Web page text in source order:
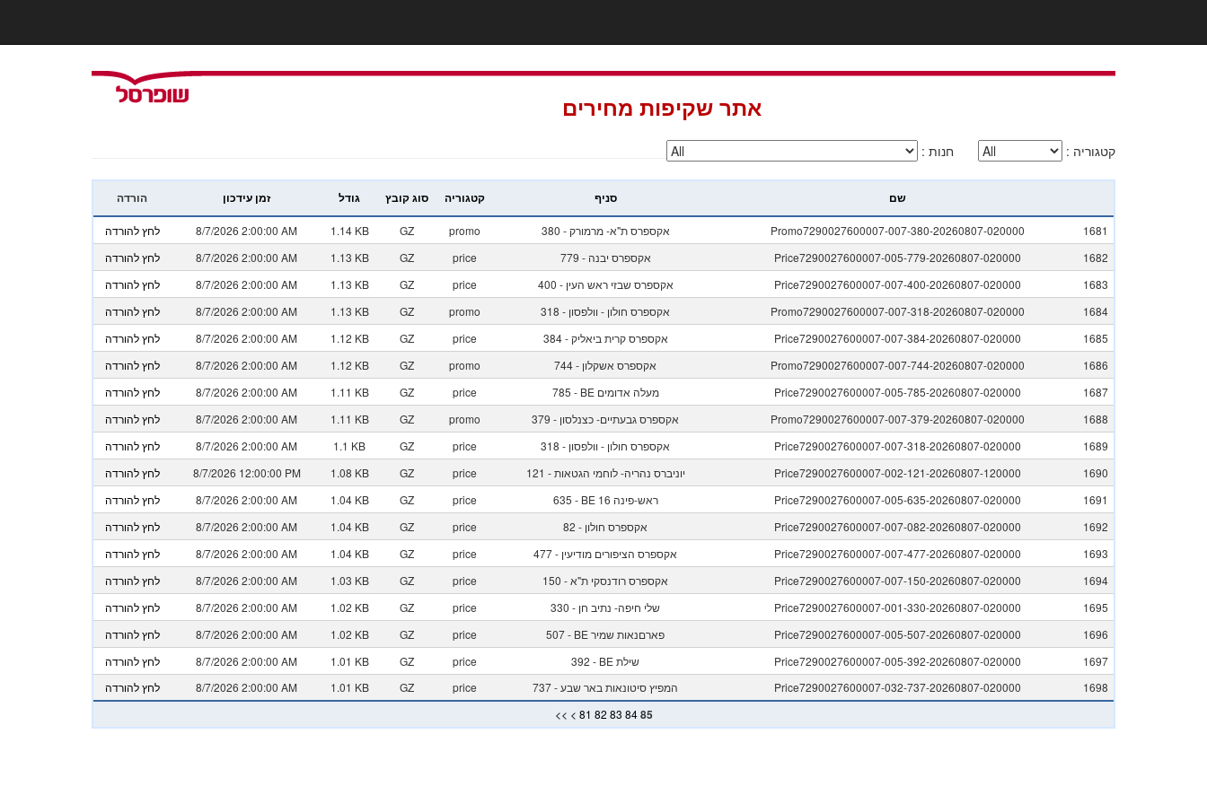
אתר שקיפות מחירים
: חנות : קטגוריה
הורדה זמן עידכון גודל סוג קובץ קטגוריה סניף שם
<< < 81 82 83 8485
לחץ להורדה 8/7/2026 2:00:00 AM 1.14 KB GZ promo 380 - אקספרס ת"א- מרמורק Promo7290027600007-007-380-20260807-020000
1681
לחץ להורדה
8/7/2026 2:00:00 AM 1.13 KB GZ price 779 - אקספרס יבנה Price7290027600007-005-779-20260807-020000
1682
לחץ להורדה
8/7/2026 2:00:00 AM 1.13 KB GZ price 400 - אקספרס שבזי ראש העין Price7290027600007-007-400-20260807-020000
1683
לחץ להורדה
8/7/2026 2:00:00 AM 1.13 KB GZ promo 318 - אקספרס חולון - וולפסון Promo7290027600007-007-318-20260807-020000
1684
לחץ להורדה
8/7/2026 2:00:00 AM 1.12 KB GZ price 384 - אקספרס קרית ביאליק Price7290027600007-007-384-20260807-020000
1685
לחץ להורדה
8/7/2026 2:00:00 AM 1.12 KB GZ promo 744 - אקספרס אשקלון Promo7290027600007-007-744-20260807-020000
1686
לחץ להורדה
8/7/2026 2:00:00 AM 1.11 KB GZ price 785 - BE מעלה אדומים Price7290027600007-005-785-20260807-020000
1687
לחץ להורדה
8/7/2026 2:00:00 AM 1.11 KB GZ promo 379 - אקספרס גבעתיים- כצנלסון Promo7290027600007-007-379-20260807-020000
1688
לחץ להורדה
8/7/2026 2:00:00 AM 1.1 KB GZ price 318 - אקספרס חולון - וולפסון Price7290027600007-007-318-20260807-020000
1689
לחץ להורדה
8/7/2026 12:00:00 PM 1.08 KB GZ price 121 - יוניברס נהריה- לוחמי הגטאות Price7290027600007-002-121-20260807-120000
1690
לחץ להורדה
8/7/2026 2:00:00 AM 1.04 KB GZ price 635 - BE 16 ראש-פינה Price7290027600007-005-635-20260807-020000
1691
לחץ להורדה
8/7/2026 2:00:00 AM 1.04 KB GZ price 82 - אקספרס חולון Price7290027600007-007-082-20260807-020000
1692
לחץ להורדה
8/7/2026 2:00:00 AM 1.04 KB GZ price 477 - אקספרס הציפורים מודיעין Price7290027600007-007-477-20260807-020000
1693
לחץ להורדה
8/7/2026 2:00:00 AM 1.03 KB GZ price 150 - אקספרס רודנסקי ת"א Price7290027600007-007-150-20260807-020000
1694
לחץ להורדה
8/7/2026 2:00:00 AM 1.02 KB GZ price 330 - שלי חיפה- נתיב חן Price7290027600007-001-330-20260807-020000
1695
לחץ להורדה
8/7/2026 2:00:00 AM 1.02 KB GZ price 507 - BE פארםנאות שמיר Price7290027600007-005-507-20260807-020000
1696
לחץ להורדה
8/7/2026 2:00:00 AM 1.01 KB GZ price 392 - BE שילת Price7290027600007-005-392-20260807-020000
1697
לחץ להורדה
8/7/2026 2:00:00 AM 1.01 KB GZ price 737 - המפיץ סיטונאות באר שבע Price7290027600007-032-737-20260807-020000 1698